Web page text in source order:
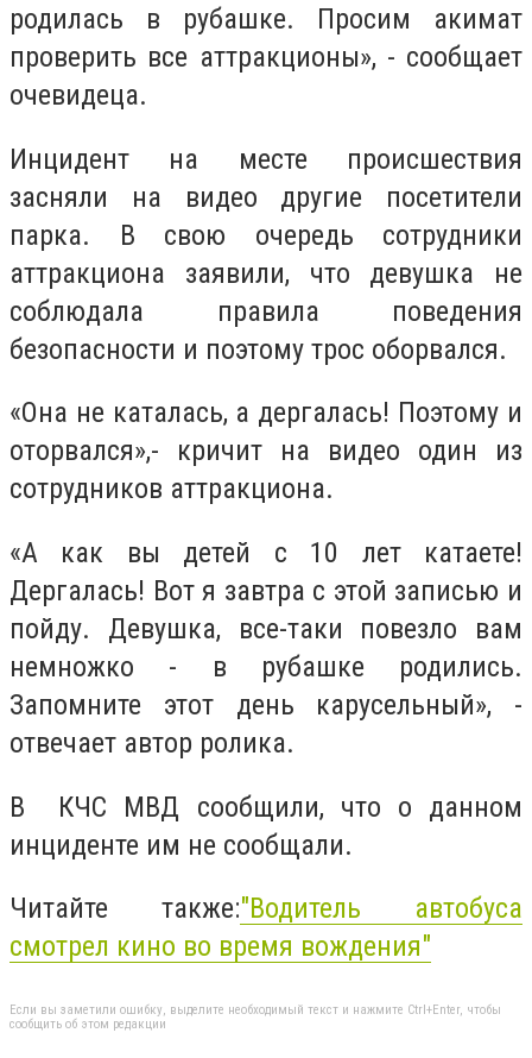
родилась в рубашке. Просим акимат
проверить все аттракционы», - сообщает
очевидеца.
Инцидент на месте происшествия
засняли на видео другие посетители
парка. В свою очередь сотрудники
аттракциона заявили, что девушка не
соблюдала правила поведения
безопасности и поэтому трос оборвался.
«Она не каталась, а дергалась! Поэтому и
оторвался»,- кричит на видео один из
сотрудников аттракциона.
«А как вы детей с 10 лет катаете!
Дергалась! Вот я завтра с этой записью и
пойду. Девушка, все-таки повезло вам
немножко - в рубашке родились.
Запомните этот день карусельный», -
отвечает автор ролика.
В КЧС МВД сообщили, что о данном
инциденте им не сообщали.
Читайте также:"Водитель автобуса
смотрел кино во время вождения"
Если вы заметили ошибку, выделите необходимый текст и нажмите Ctrl+Enter, чтобы
сообщить об этом редакции